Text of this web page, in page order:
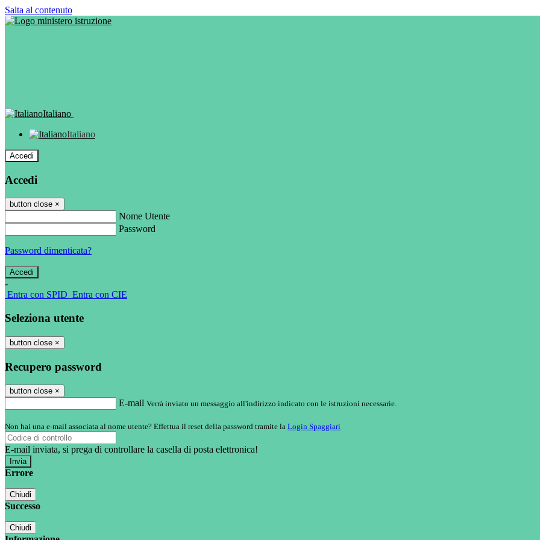
Salta al contenuto
Italiano
Italiano
Accedi
Accedi
button close ×
Nome Utente
Password
Password dimenticata?
-
Entra con SPID Entra con CIE
Seleziona utente
button close ×
Recupero password
button close ×
E-mail Verrà inviato un messaggio all'indirizzo indicato con le istruzioni necessarie.
Non hai una e-mail associata al nome utente? Effettua il reset della password tramite la Login Spaggiari
E-mail inviata, si prega di controllare la casella di posta elettronica!
Errore
Chiudi
Successo
Chiudi